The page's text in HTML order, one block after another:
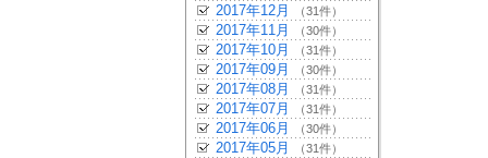
2017年12月 （31件）
2017年11月 （30件）
2017年10月 （31件）
2017年09月 （30件）
2017年08月 （31件）
2017年07月 （31件）
2017年06月 （30件）
2017年05月 （31件）